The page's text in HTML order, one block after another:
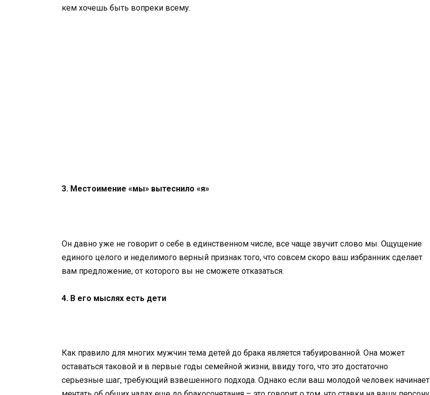
кем хочешь быть вопреки всему.
3. Местоимение «мы» вытеснило «я»
Он давно уже не говорит о себе в единственном числе, все чаще звучит слово мы. Ощущение
единого целого и неделимого верный признак того, что совсем скоро ваш избранник сделает
вам предложение, от которого вы не сможете отказаться.
4. В его мыслях есть дети
Как правило для многих мужчин тема детей до брака является табуированной. Она может
оставаться таковой и в первые годы семейной жизни, ввиду того, что это достаточно
серьезные шаг, требующий взвешенного подхода. Однако если ваш молодой человек начинает